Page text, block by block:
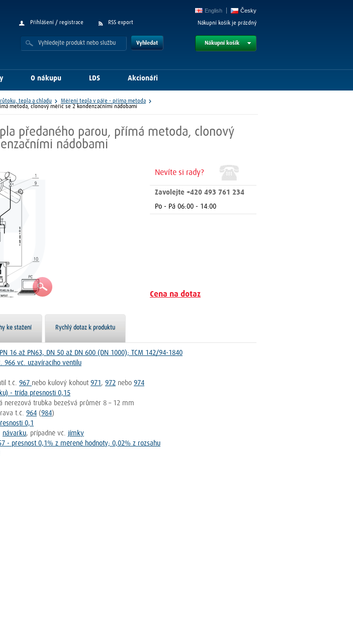
předaného parou, přímá metoda, clonový
nádobami
Nevíte si rady?
Zavolejte +420 493 761 234
Po - Pá 06:00 - 14:00
Cena na dotaz
ke stažení Rychlý dotaz k produktu
16 až PN63, DN 50 až DN 600 (DN 1000); TCM 142/94-1840
966 vč. uzavíracího ventilu
t.č. 967 nebo kulový kohout 971 , 972 nebo 974
- třída přesnosti 0,15
nerezová trubka bezešvá průměr 8 – 12 mm
t.č. 964 (984)
0,1
návarku, případně vč. jímky
- přesnost 0,1% z měřené hodnoty; 0,02% z rozsahu
Přihlášení / registrace RSS export
Vyhledat
Nákupní košík je prázdný
Nákupní košík
Česky
English
O nákupu LDS Akcionáři
tepla a chladu
Měření tepla v páře - příma metoda
metoda, clonový měřič se 2 kondenzačními nádobami